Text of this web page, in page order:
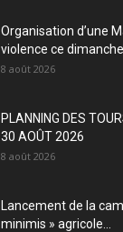
Organisation d’une
violence ce dimanche
8 août 2026
PLANNING DES
30 AOÛT 2026
8 août 2026
Lancement de la
minimis » agricole...